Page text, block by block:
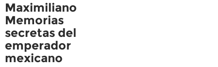
Maximiliano
Memorias
secretas del
emperador
mexicano